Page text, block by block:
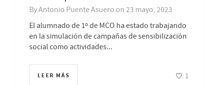
ByAntonio Puente Asuero on 23 mayo, 2023
El alumnado de 1º de MCO ha estado trabajando
en la simulación de campañas de sensibilización
social como actividades...
LEER MÁS 1